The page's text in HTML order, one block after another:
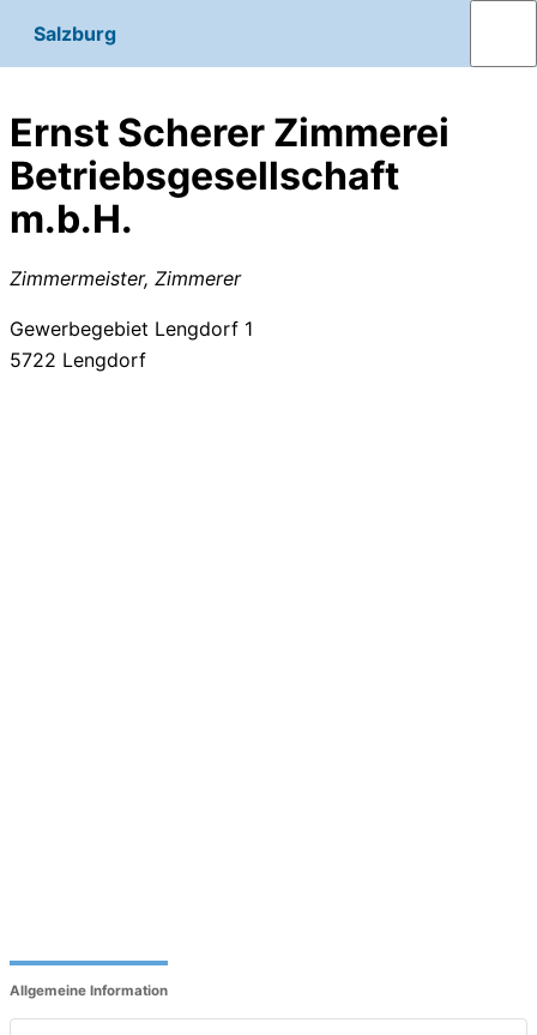
Salzburg
Ernst Scherer Zimmerei
Betriebsgesellschaft
m.b.H.
Zimmermeister, Zimmerer
Gewerbegebiet Lengdorf 1
5722 Lengdorf
Allgemeine Information